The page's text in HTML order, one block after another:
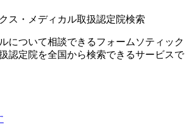
ス・メディカル取扱認定院検索
について相談できるフォームソティック
認定院を全国から検索できるサービスで